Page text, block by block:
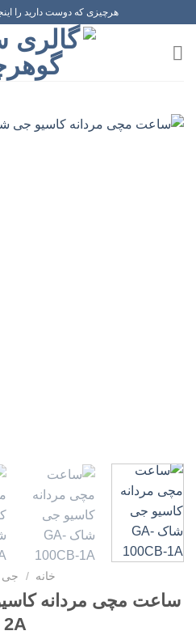
محتوا
هرچیزی که دوست دارید را
خانه / جی
2A